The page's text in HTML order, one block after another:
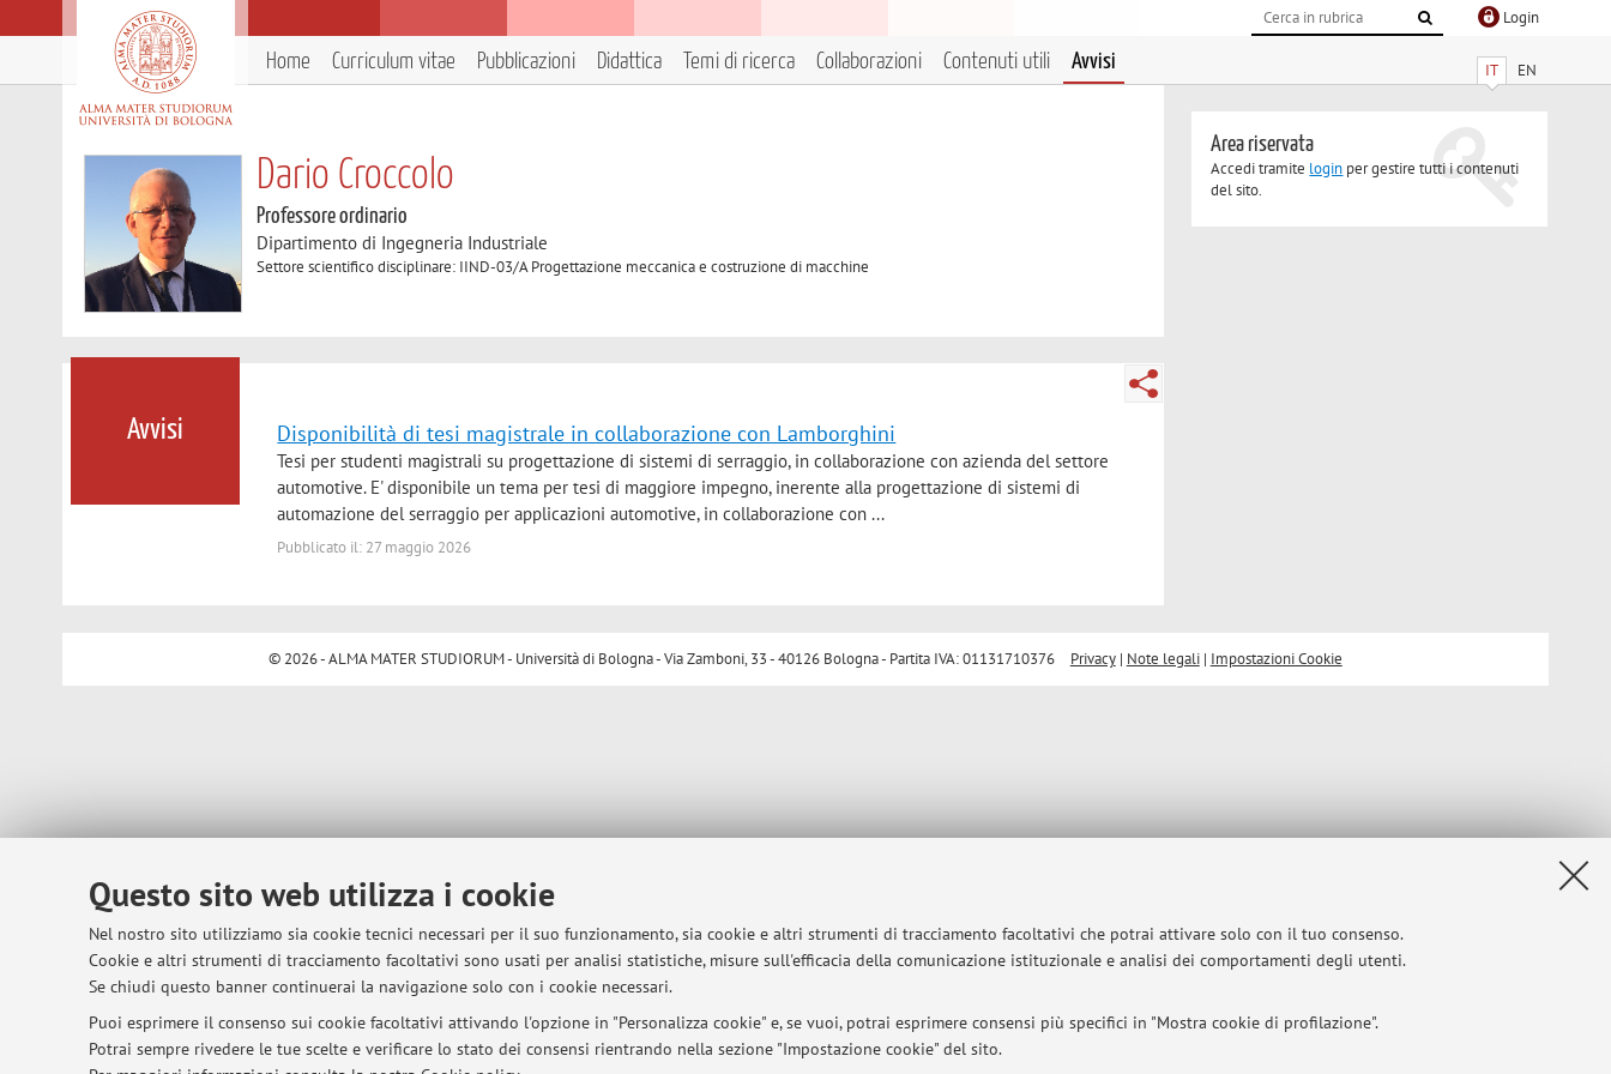
Questo sito web utilizza i cookie
Nel nostro sito utilizziamo sia cookie tecnici necessari per il suo funzionamento, sia cookie e altri strumenti di tracciamento facoltativi che potrai attivare solo con il tuo consenso.
Cookie e altri strumenti di tracciamento facoltativi sono usati per analisi statistiche, misure sull'efficacia della comunicazione istituzionale e analisi dei comportamenti degli utenti.
Se chiudi questo banner continuerai la navigazione solo con i cookie necessari.
Puoi esprimere il consenso sui cookie facoltativi attivando l'opzione in "Personalizza cookie" e, se vuoi, potrai esprimere consensi più specifici in "Mostra cookie di profilazione".
Potrai sempre rivedere le tue scelte e verificare lo stato dei consensi rientrando nella sezione "Impostazione cookie" del sito.
Login
IT EN
Home Curriculum vitae Pubblicazioni Didattica Temi di ricerca Collaborazioni Contenuti utili Avvisi
Dario Croccolo
Professore ordinario
Dipartimento di Ingegneria Industriale
Settore scientifico disciplinare: IIND-03/A Progettazione meccanica e costruzione di macchine
Avvisi Disponibilità di tesi magistrale in collaborazione con Lamborghini
Tesi per studenti magistrali su progettazione di sistemi di serraggio, in collaborazione con azienda del settore
automotive. E' disponibile un tema per tesi di maggiore impegno, inerente alla progettazione di sistemi di
automazione del serraggio per applicazioni automotive, in collaborazione con ...
Pubblicato il: 27 maggio 2026
Area riservata
Accedi tramite login per gestire tutti i contenuti
del sito.
© 2026 - ALMA MATER STUDIORUM - Università di Bologna - Via Zamboni, 33 - 40126 Bologna - Partita IVA: 01131710376 Privacy| Note legali| Impostazioni Cookie